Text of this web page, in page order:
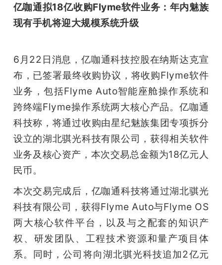
亿咖通拟18亿收购Flyme软件业务：年内魅族
现有手机将迎大规模系统升级
6月22日消息，亿咖通科技控股在纳斯达克宣
布，已签署最终收购协议，将收购Flyme软件
业务，包括Flyme Auto智能座舱操作系统和
跨终端Flyme操作系统两大核心产品。亿咖通
科技称，将通过收购由星纪魅族集团专项拆分
设立的湖北骐光科技有限公司，获得相关软件
业务及核心资产，本次交易总金额为18亿元人
民币。
本次交易完成后，亿咖通科技将通过湖北骐光
科技有限公司，获得Flyme Auto与Flyme OS
两大核心软件平台，以及与之配套的知识产
权、研发团队、工程技术资源和量产项目体
系。同时，公司将向湖北骐光科技追加2亿元